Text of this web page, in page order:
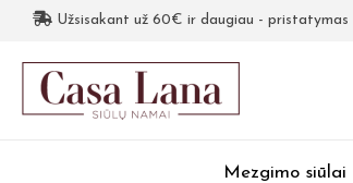
Užsisakant už 60€ ir daugiau - pristatymas
Mezgimo siūlai